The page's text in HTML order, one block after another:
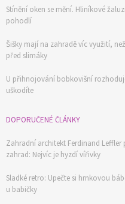
Stínění oken se mění. Hliníkové
pohodlí
Šišky mají na zahradě víc využití,
před slimáky
U přihnojování bobkovišní
uškodíte
DOPORUČENÉ ČLÁNKY
Zahradní architekt Ferdinand
zahrad: Nejvíc je hyzdí vířivky
Sladké retro: Upečte si hrnkovou
u babičky